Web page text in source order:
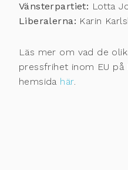
Vänsterpartiet: Lotta
Liberalerna: Karin
Läs mer om vad de
pressfrihet inom EU på
hemsida här.